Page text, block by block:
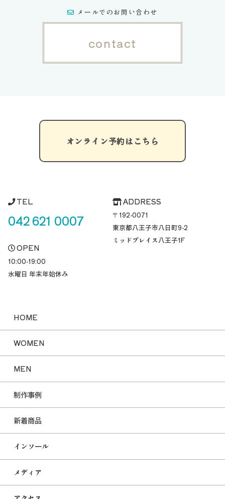
メールでのお問い合わせ
contact
オンライン予約はこちら
TEL
042 621 0007
OPEN
10:00-19:00
水曜日 年末年始休み
ADDRESS
〒192-0071
東京都八王子市八日町9-2
ミッドプレイス八王子1F
HOME
WOMEN
MEN
制作事例
新着商品
インソール
メディア